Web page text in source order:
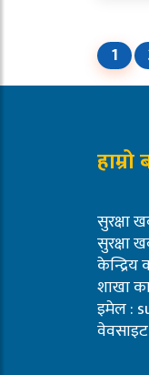
1
हाम्रो
सुरक्षा
सुरक्षा
शाखा
इमेल :